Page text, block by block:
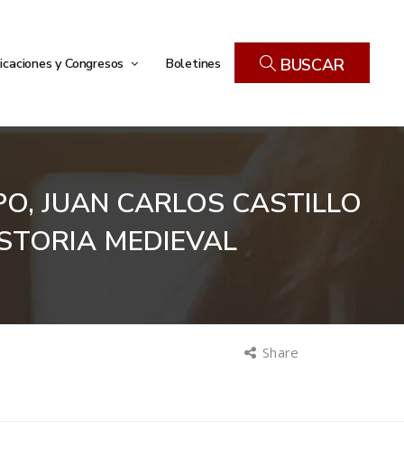
y Congresos Boletines BUSCAR
JUAN CARLOS CASTILLO
MEDIEVAL
Share